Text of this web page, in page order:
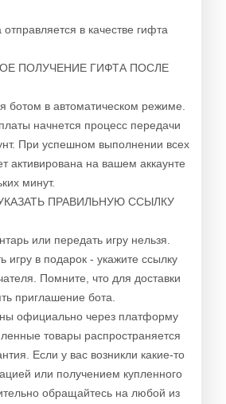
в качестве гифта
ПОЛУЧЕНИЕ ГИФТА ПОСЛЕ
ботом в автоматическом режиме.
начнется процесс передачи
При успешном выполнении всех
активирована на вашем аккаунте
минут.
ПРАВИЛЬНУЮ ССЫЛКУ
или передать игру нельзя.
игру в подарок - укажите ссылку
Помните, что для доставки
приглашение бота.
официально через платформу
товары распространяется
Если у вас возникли какие-то
или получением купленного
обращайтесь на любой из